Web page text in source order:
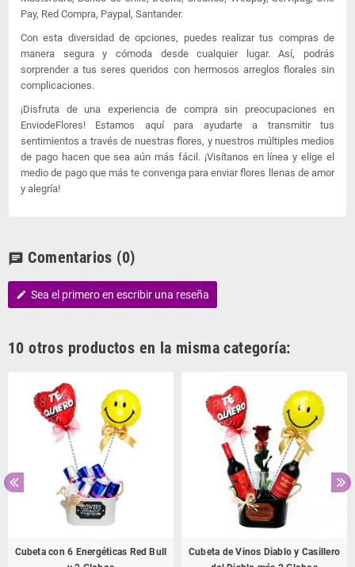
Pay, Red Compra, Paypal, Santander.
Con esta diversidad de opciones, puedes realizar tus compras de
manera segura y cómoda desde cualquier lugar. Así, podrás
sorprender a tus seres queridos con hermosos arreglos florales sin
complicaciones.
¡Disfruta de una experiencia de compra sin preocupaciones en
EnviodeFlores! Estamos aquí para ayudarte a transmitir tus
sentimientos a través de nuestras flores, y nuestros múltiples medios
de pago hacen que sea aún más fácil. ¡Visítanos en línea y elige el
medio de pago que más te convenga para enviar flores llenas de amor
y alegría!
chat Comentarios (0)
edit Sea el primero en escribir una reseña
10 otros productos en la misma categoría:
Cubeta con 6 Energéticas Red Bull
Cubeta de Vinos Diablo y Casillero